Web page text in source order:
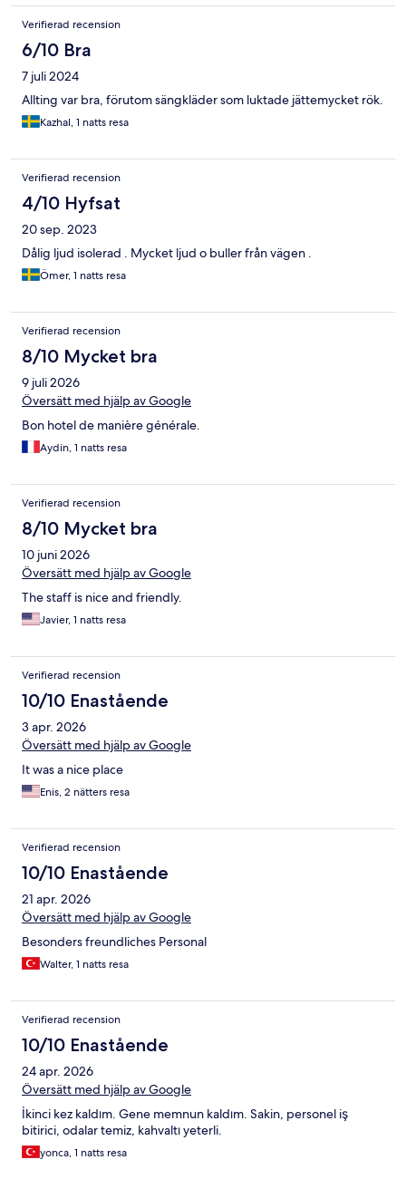
Verifierad recension
6/10 Bra
7 juli 2024
Allting var bra, förutom sängkläder som luktade jättemycket rök.
Kazhal, 1 natts resa
Verifierad recension
4/10 Hyfsat
20 sep. 2023
Dålig ljud isolerad . Mycket ljud o buller från vägen .
Ömer, 1 natts resa
Verifierad recension
8/10 Mycket bra
9 juli 2026
Översätt med hjälp av Google
Bon hotel de manière générale.
Aydin, 1 natts resa
Verifierad recension
8/10 Mycket bra
10 juni 2026
Översätt med hjälp av Google
The staff is nice and friendly.
Javier, 1 natts resa
Verifierad recension
10/10 Enastående
3 apr. 2026
Översätt med hjälp av Google
It was a nice place
Enis, 2 nätters resa
Verifierad recension
10/10 Enastående
21 apr. 2026
Översätt med hjälp av Google
Besonders freundliches Personal
Walter, 1 natts resa
Verifierad recension
10/10 Enastående
24 apr. 2026
Översätt med hjälp av Google
İkinci kez kaldım. Gene memnun kaldım. Sakin, personel iş
bitirici, odalar temiz, kahvaltı yeterli.
yonca, 1 natts resa